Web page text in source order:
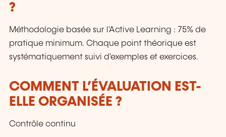
?
Méthodologie basée sur l'Active Learning : 75% de
pratique minimum. Chaque point théorique est
systématiquement suivi d'exemples et exercices.
COMMENT L’ÉVALUATION EST-
ELLE ORGANISÉE ?
Contrôle continu